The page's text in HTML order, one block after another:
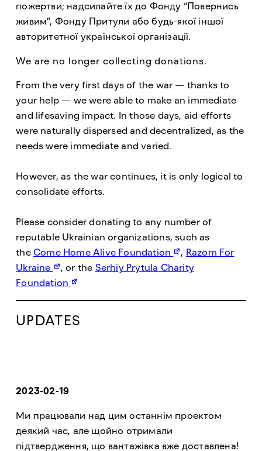
пожертви; надсилайте їх до Фонду “Повернись
живим”, Фонду Притули або будь-якої іншої
авторитетної української організації.
We are no longer collecting donations.
From the very first days of the war — thanks to
your help — we were able to make an immediate
and lifesaving impact. In those days, aid efforts
were naturally dispersed and decentralized, as the
needs were immediate and varied.
However, as the war continues, it is only logical to
consolidate efforts.
Please consider donating to any number of
reputable Ukrainian organizations, such as
the Come Home Alive Foundation , Razom For
Ukraine
, or the Serhiy Prytula Charity
Foundation
UPDATES
2023-02-19
Ми працювали над цим останнім проектом
деякий час, але щойно отримали
підтвердження, що вантажівка вже доставлена!